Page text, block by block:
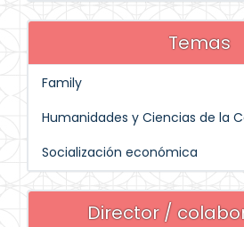
Temas
Family
Humanidades y Ciencias de la
Socialización económica
Director /